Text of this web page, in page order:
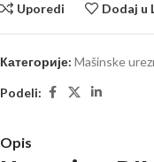
Uporedi Dodaj u
Категорије: Mašinske
Podeli:
Opis